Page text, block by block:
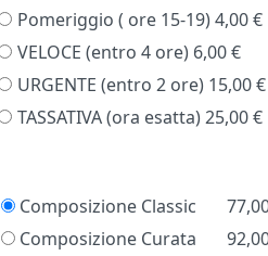
Pomeriggio ( ore 15-19)4,00 €
VELOCE (entro 4 ore) 6,00 €
URGENTE (entro 2 ore) 15,00 €
TASSATIVA (ora esatta)25,00 €
Prezzo
Composizione Classic
Composizione Curata